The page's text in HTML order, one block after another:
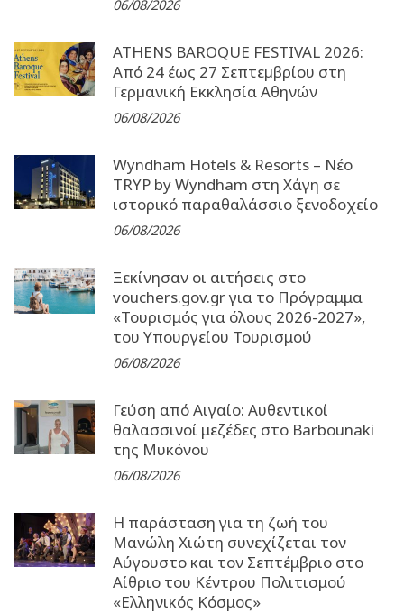
06/08/2026
ATHENS BAROQUE FESTIVAL 2026:
Από 24 έως 27 Σεπτεµβρίου στη
Γερµανική Εκκλησία Αθηνών
06/08/2026
Wyndham Hotels & Resorts – Νέο
TRYP by Wyndham στη Χάγη σε
ιστορικό παραθαλάσσιο ξενοδοχείο
06/08/2026
Ξεκίνησαν οι αιτήσεις στο
vouchers.gov.gr για το Πρόγραμμα
«Τουρισμός για όλους 2026-2027»,
του Υπουργείου Τουρισμού
06/08/2026
Γεύση από Αιγαίο: Αυθεντικοί
θαλασσινοί μεζέδες στο Barbounaki
της Μυκόνου
06/08/2026
Η παράσταση για τη ζωή του
Μανώλη Χιώτη συνεχίζεται τον
Αύγουστο και τον Σεπτέμβριο στο
Αίθριο του Κέντρου Πολιτισμού
«Ελληνικός Κόσμος»